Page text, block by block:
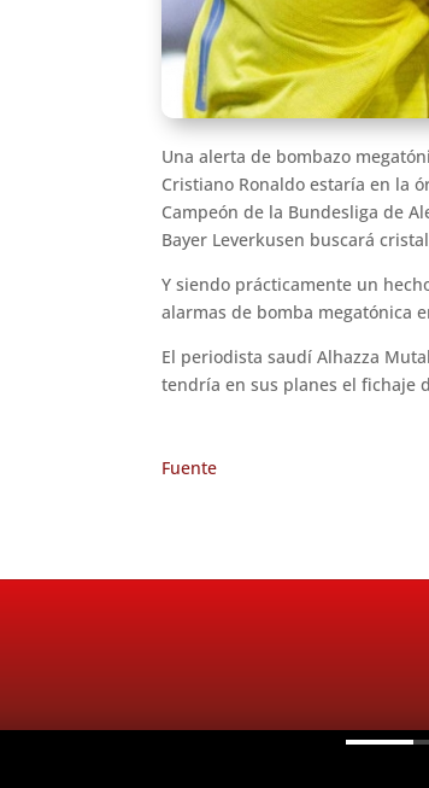
Una alerta de bombazo
Cristiano Ronaldo estaría en la
Campeón de la Bundesliga de
Bayer Leverkusen buscará
Y siendo prácticamente un
alarmas de bomba megatónica
El periodista saudí Alhazza
tendría en sus planes el fichaje
Fuente